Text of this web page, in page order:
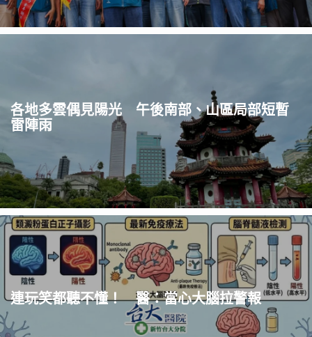
各地多雲偶見陽光 午後南部、山區局部短暫
雷陣雨
連玩笑都聽不懂！ 醫：當心大腦拉警報